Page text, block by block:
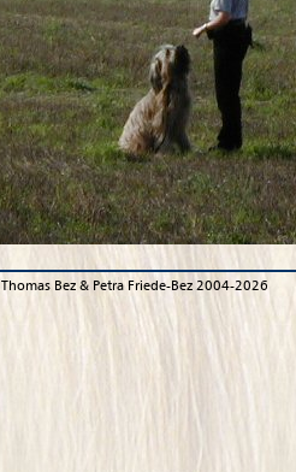
Thomas Bez & Petra Friede-Bez 2004-2026